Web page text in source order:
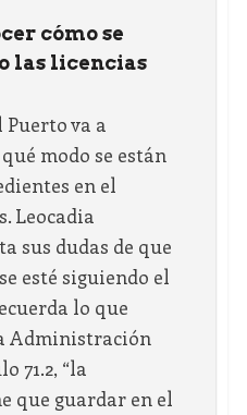
cómo se
las licencias
Puerto va a
modo se están
en el
Leocadia
sus dudas de que
esté siguiendo el
lo que
Administración
71.2, “la
que guardar en el